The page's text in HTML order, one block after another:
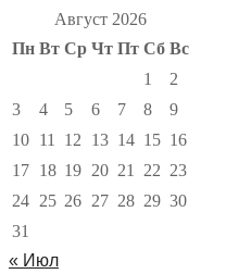
Август 2026
Пн Вт Ср Чт Пт Сб Вс
1
2
3
4 5 6 7 8
9
10 11 12 13 14 15 16
17 18 19 20 21 22 23
24 25 26 27 28 29 30
31
« Июл